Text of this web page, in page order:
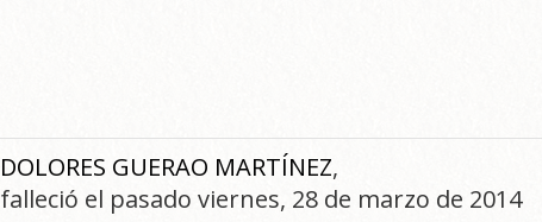
DOLORES GUERAO MARTÍNEZ,
falleció el pasado viernes, 28 de marzo de 2014